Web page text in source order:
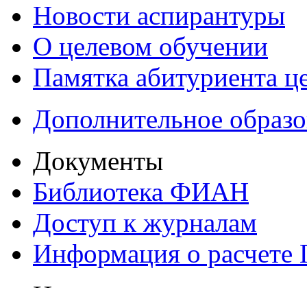
Новости аспирантуры
О целевом обучении
Памятка абитуриента
Дополнительное
Документы
Библиотека ФИАН
Доступ к журналам
Информация о